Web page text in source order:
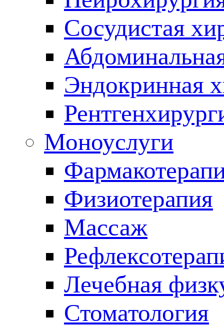
Сосудистая
Эндокринная
Моноуслуги
Физиотерапия
Массаж
Лечебная
Стоматология